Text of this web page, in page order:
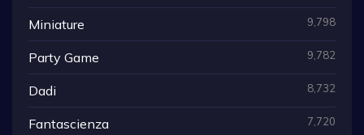
Miniature 9,798
Party Game 9,782
Dadi 8,732
Fantascienza 7,720